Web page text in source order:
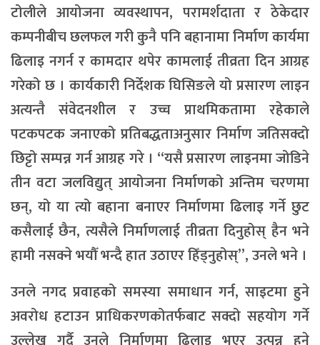
टोलीले आयोजना व्यवस्थापन, परामर्शदाता र ठेकेदार
कम्पनीबीच छलफल गरी कुनै पनि बहानामा निर्माण कार्यमा
ढिलाइ नगर्न र कामदार थपेर कामलाई तीव्रता दिन आग्रह
गरेको छ । कार्यकारी निर्देशक घिसिङले यो प्रसारण लाइन
अत्यन्तै संवेदनशील र उच्च प्राथमिकतामा रहेकाले
पटकपटक जनाएको प्रतिबद्धताअनुसार निर्माण जतिसक्दो
छिट्टो सम्पन्न गर्न आग्रह गरे । “यसै प्रसारण लाइनमा जोडिने
तीन वटा जलविद्युत् आयोजना निर्माणको अन्तिम चरणमा
छन्, यो या त्यो बहाना बनाएर निर्माणमा ढिलाइ गर्ने छुट
कसैलाई छैन, त्यसैले निर्माणलाई तीव्रता दिनुहोस् हैन भने
हामी नसक्ने भयौँ भन्दै हात उठाएर हिँड्नुहोस्”, उनले भने ।
उनले नगद प्रवाहको समस्या समाधान गर्न, साइटमा हुने
अवरोध हटाउन प्राधिकरणकोतर्फबाट सक्दो सहयोग गर्ने